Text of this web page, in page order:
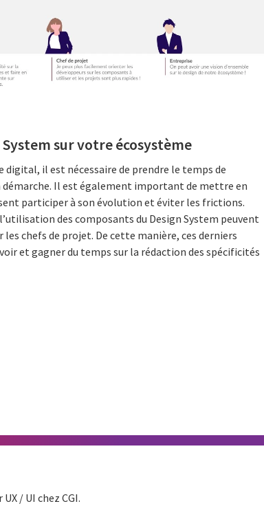
sur votre écosystème
digital, il est nécessaire de prendre le temps de
démarche. Il est également important de mettre en
participer à son évolution et éviter les frictions.
des composants du Design System peuvent
chefs de projet. De cette manière, ces derniers
et gagner du temps sur la rédaction des spécificités
Print
/ UI chez CGI.